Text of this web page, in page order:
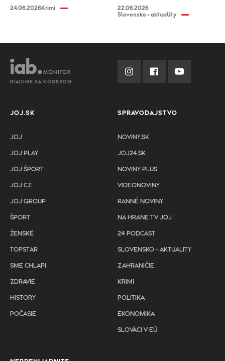
24.06.2026Krimi
22.06.2026
Slovensko - aktuality
RIADIME SA KÓDEXOM
JOJ.SK
JOJ
JOJ PLAY
JOJ ŠPORT
JOJ CZ
JOJ GROUP
ŠPORT
ŽENSKÉ
TOPSTAR
SME CHLAPI
ZDRAVIE
HISTORY
POČASIE
SPRAVODAJSTVO
NOVINY.SK
JOJ24.SK
NOVINY PLUS
VIDEONOVINY
RANNÉ NOVINY
NA HRANE TV JOJ
24 PODCAST
SLOVENSKO - AKTUALITY
ZAHRANIČIE
KRIMI
POLITIKA
EKONOMIKA
SLOVÁCI V EÚ